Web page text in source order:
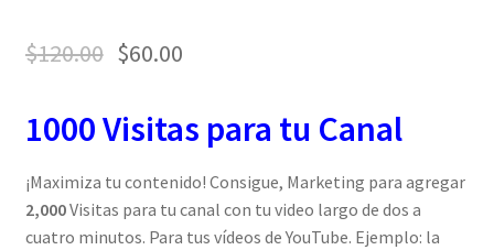
$120.00 $60.00
1000 Visitas para tu Canal
¡Maximiza tu contenido! Consigue, Marketing para agregar
2,000Visitas para tu canal con tu video largo de dos a
cuatro minutos. Para tus vídeos de YouTube. Ejemplo: la